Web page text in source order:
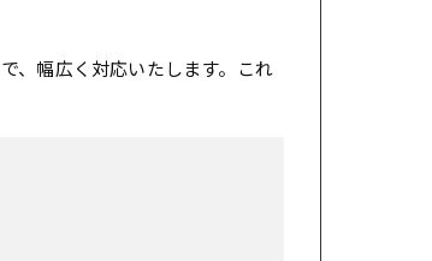
、幅広く対応いたします。これ